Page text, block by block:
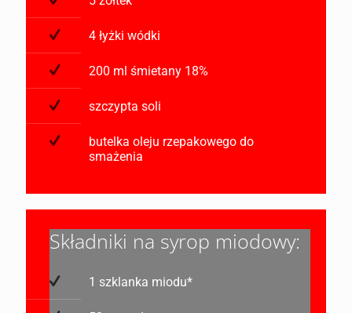
4 łyżki wódki
200 ml śmietany 18%
szczypta soli
butelka oleju rzepakowego do
smażenia
Składniki na syrop miodowy:
1 szklanka miodu*